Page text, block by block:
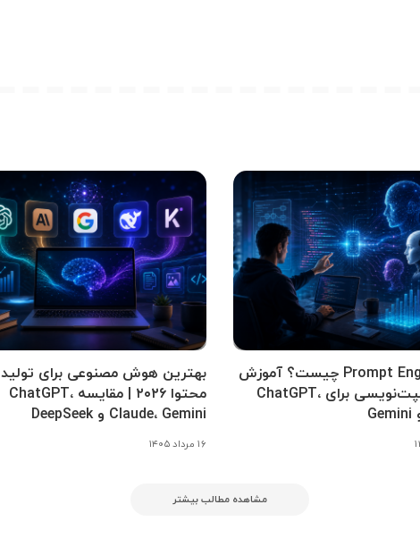
Prompt Engineering چیست؟ آموزش
کامل پرامپت‌نویسی برای ChatGPT،
بهترین هوش مصنوعی برای تولید
محتوا ۲۰۲۶ | مقایسه ChatGPT،
Claude، Gemini و DeepSeek
۱۶ مرداد ۱۴۰۵
مشاهده مطالب بیشتر